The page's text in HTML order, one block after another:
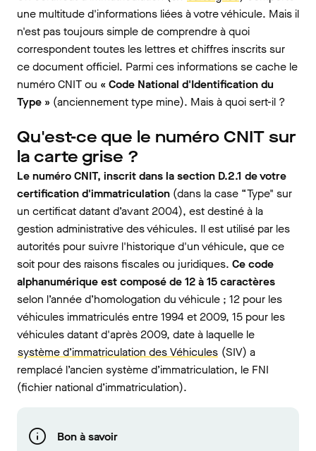
une multitude d'informations liées à votre véhicule. Mais il
n'est pas toujours simple de comprendre à quoi
correspondent toutes les lettres et chiffres inscrits sur
ce document officiel. Parmi ces informations se cache le
numéro CNIT ou « Code National d'Identification du
Type » (anciennement type mine). Mais à quoi sert-il ?
Qu'est-ce que le numéro CNIT sur
la carte grise ?
Le numéro CNIT, inscrit dans la section D.2.1 de votre
certification d'immatriculation (dans la case “Type" sur
un certificat datant d’avant 2004), est destiné à la
gestion administrative des véhicules. Il est utilisé par les
autorités pour suivre l'historique d'un véhicule, que ce
soit pour des raisons fiscales ou juridiques. Ce code
alphanumérique est composé de 12 à 15 caractères
selon l’année d’homologation du véhicule ; 12 pour les
véhicules immatriculés entre 1994 et 2009, 15 pour les
véhicules datant d'après 2009, date à laquelle le
système d’immatriculation des Véhicules (SIV) a
remplacé l’ancien système d’immatriculation, le FNI
(fichier national d’immatriculation).
Bon à savoir